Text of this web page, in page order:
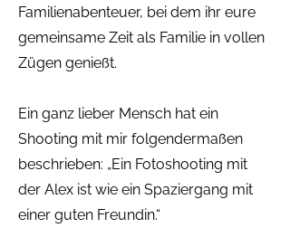
Familienabenteuer, bei dem ihr eure
gemeinsame Zeit als Familie in vollen
Zügen genießt.
Ein ganz lieber Mensch hat ein
Shooting mit mir folgendermaßen
beschrieben: „Ein Fotoshooting mit
der Alex ist wie ein Spaziergang mit
einer guten Freundin.“